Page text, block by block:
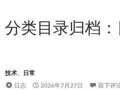
文
分类目录归档：
技术、
日常
日志
2026年7月27日 留下评